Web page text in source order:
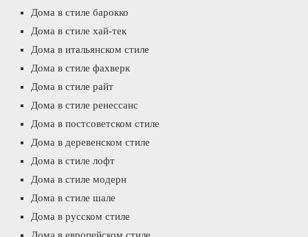
Дома в стиле барокко
Дома в стиле хай-тек
Дома в итальянском стиле
Дома в стиле фахверк
Дома в стиле райт
Дома в стиле ренессанс
Дома в постсоветском стиле
Дома в деревенском стиле
Дома в стиле лофт
Дома в стиле модерн
Дома в стиле шале
Дома в русском стиле